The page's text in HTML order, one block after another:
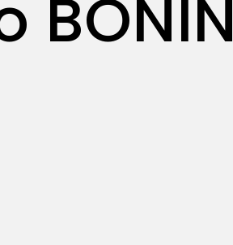
BONIN